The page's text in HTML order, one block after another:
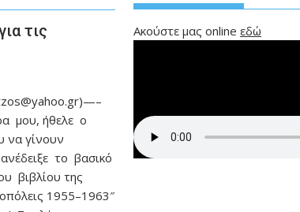
τις
μου, ήθελε ο
γίνουν
το βασικό
βιβλίου της
1955–1963″
Ακούστε μας online εδώ